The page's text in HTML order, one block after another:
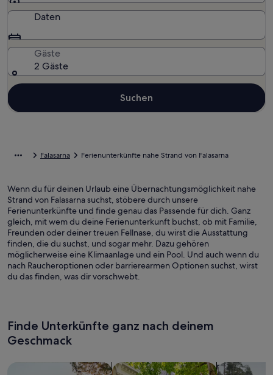
Daten
Gäste
2 Gäste
Suchen
Falasarna Ferienunterkünfte nahe Strand von Falasarna
Wenn du für deinen Urlaub eine Übernachtungsmöglichkeit nahe
Strand von Falasarna suchst, stöbere durch unsere
Ferienunterkünfte und finde genau das Passende für dich. Ganz
gleich, mit wem du deine Ferienunterkunft buchst, ob mit Familie,
Freunden oder deiner treuen Fellnase, du wirst die Ausstattung
finden, die du suchst, und sogar mehr. Dazu gehören
möglicherweise eine Klimaanlage und ein Pool. Und auch wenn du
nach Raucheroptionen oder barrierearmen Optionen suchst, wirst
du das finden, was dir vorschwebt.
Finde Unterkünfte ganz nach deinem
Geschmack
Suche nach FerienhäusernSuche nach Ferienwohnungen oder
Suche nach